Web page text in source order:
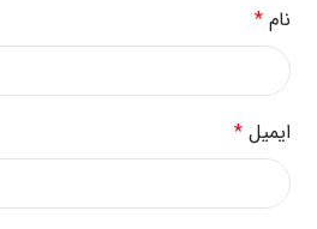
نام*
ایمیل*